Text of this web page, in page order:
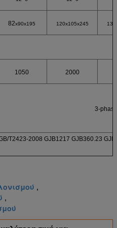
82x90x195 120x105x245
1050 2000
3-
T2423-2008 GJB1217 GJB360.23
,
,